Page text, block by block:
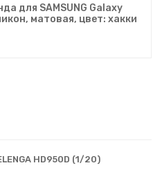
для SAMSUNG Galaxy
матовая, цвет: хакки
HD950D (1/20)